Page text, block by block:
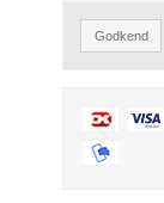
Godkend